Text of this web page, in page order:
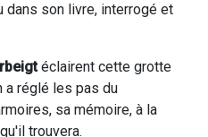
dans son livre, interrogé et
éclairent cette grotte
a réglé les pas du
sa mémoire, à la
trouvera.